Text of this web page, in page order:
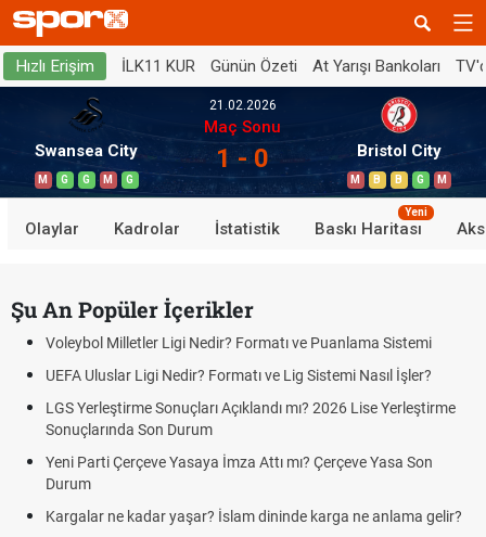
Hızlı Erişim İLK11 KUR Günün Özeti At Yarışı Bankoları
Swansea City
M G G M G
21.02.2026
Maç Sonu
1 - 0 Bristol City
M B B G M
Olaylar Kadrolar İstatistik Baskı Haritası
Yeni
Şu An Popüler İçerikler
Voleybol Milletler Ligi Nedir? Formatı ve Puanlama Sistemi
UEFA Uluslar Ligi Nedir? Formatı ve Lig Sistemi Nasıl İşler?
LGS Yerleştirme Sonuçları Açıklandı mı? 2026 Lise Yerleştirme
Sonuçlarında Son Durum
Yeni Parti Çerçeve Yasaya İmza Attı mı? Çerçeve Yasa Son
Durum
Kargalar ne kadar yaşar? İslam dininde karga ne anlama gelir?